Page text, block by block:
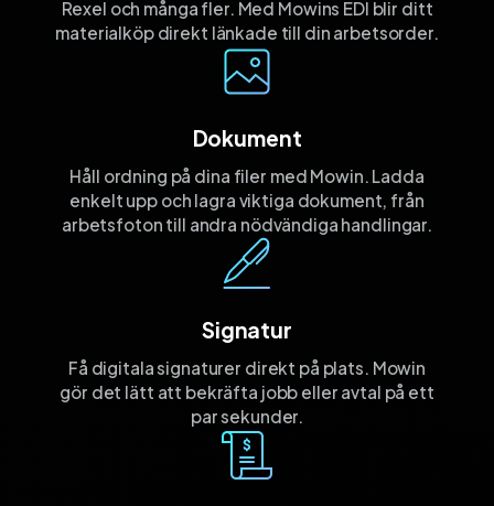
Rexel och många fler. Med Mowins EDI blir ditt
materialköp direkt länkade till din arbetsorder.
Dokument
Håll ordning på dina filer med Mowin. Ladda
enkelt upp och lagra viktiga dokument, från
arbetsfoton till andra nödvändiga handlingar.
Signatur
Få digitala signaturer direkt på plats. Mowin
gör det lätt att bekräfta jobb eller avtal på ett
par sekunder.